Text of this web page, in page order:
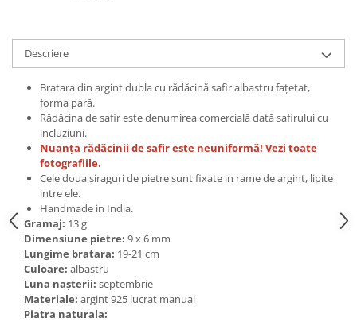
Descriere
Bratara din argint dubla cu rădăcină safir albastru fațetat,
forma pară.
Rădăcina de safir este denumirea comercială dată safirului cu
incluziuni.
Nuanța rădăcinii de safir este neuniformă! Vezi toate
fotografiile.
Cele doua șiraguri de pietre sunt fixate in rame de argint, lipite
intre ele.
Handmade in India.
Gramaj: 13 g
Dimensiune pietre: 9 x 6 mm
Lungime bratara: 19-21 cm
Culoare: albastru
Luna nașterii: septembrie
Materiale: argint 925 lucrat manual
Piatra naturala: